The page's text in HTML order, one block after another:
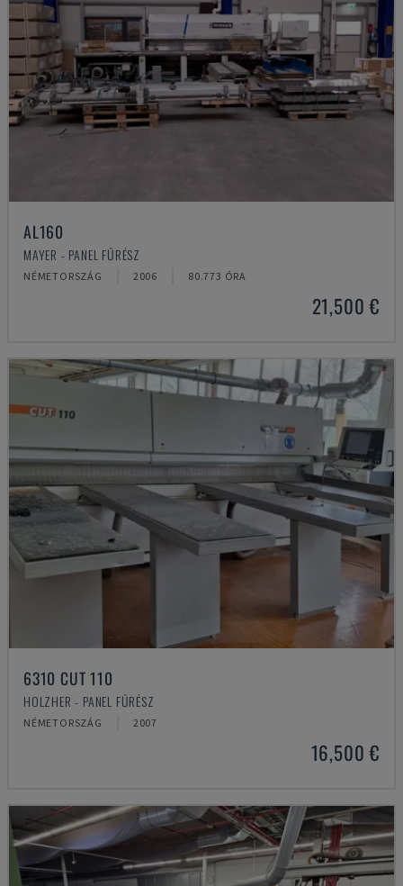
AL160
MAYER - PANEL FŰRÉSZ
NÉMETORSZÁG 2006 80.773 ÓRA
21,500 €
6310 CUT 110
HOLZHER - PANEL FŰRÉSZ
NÉMETORSZÁG 2007
16,500 €